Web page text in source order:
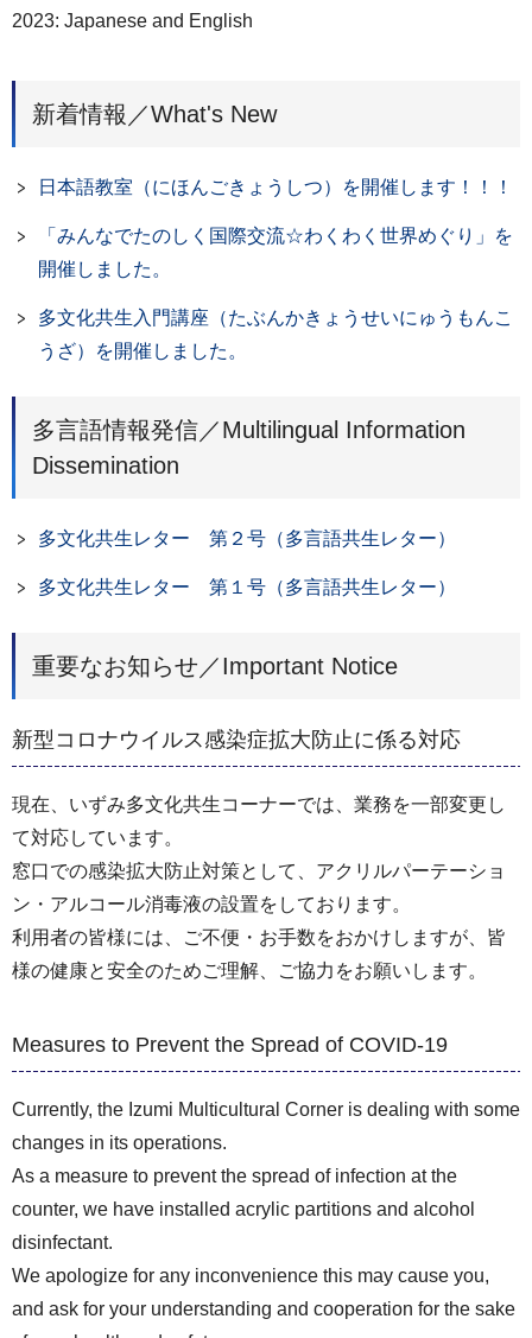
2023: Japanese and English
新着情報／What's New
日本語教室（にほんごきょうしつ）を開催します！！！
「みんなでたのしく国際交流☆わくわく世界めぐり」を
開催しました。
多文化共生入門講座（たぶんかきょうせいにゅうもんこ
うざ）を開催しました。
多言語情報発信／Multilingual Information
Dissemination
多文化共生レター 第２号（多言語共生レター）
多文化共生レター 第１号（多言語共生レター）
重要なお知らせ／Important Notice
新型コロナウイルス感染症拡大防止に係る対応
現在、いずみ多文化共生コーナーでは、業務を一部変更し
て対応しています。
窓口での感染拡大防止対策として、アクリルパーテーショ
ン・アルコール消毒液の設置をしております。
利用者の皆様には、ご不便・お手数をおかけしますが、皆
様の健康と安全のためご理解、ご協力をお願いします。
Measures to Prevent the Spread of COVID-19
Currently, the Izumi Multicultural Corner is dealing with some
changes in its operations.
As a measure to prevent the spread of infection at the
counter, we have installed acrylic partitions and alcohol
disinfectant.
We apologize for any inconvenience this may cause you,
and ask for your understanding and cooperation for the sake